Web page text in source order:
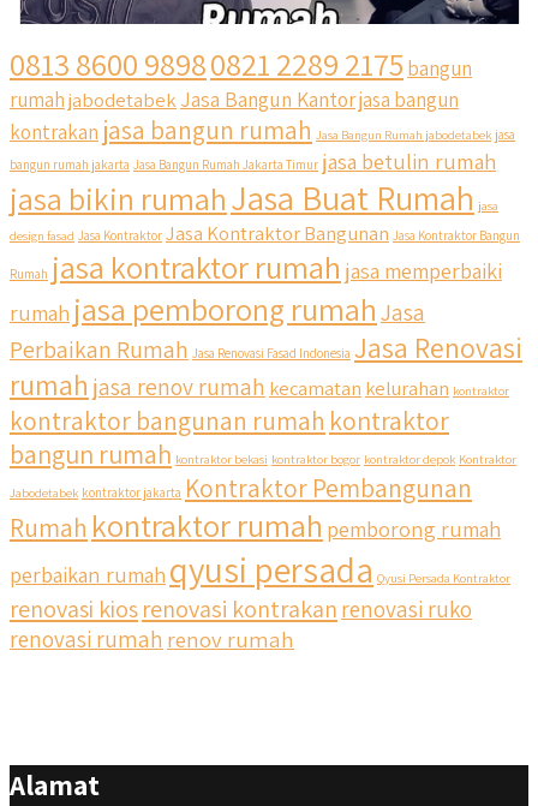
qyusipersada
@qyusipersada 3 years ago
Siapa yang udah masuk List untuk Bangun dan Renovasi
rumah Di @qyusipersada dengan sistem Cicilan ?? 🤗
Untuk informasi lebih lanjut terkait program cicilan ini temen
temen bisa langsung klik link di bio yaa
#jasabangunrumahjakarta #jasarenovasirumahjakarta
#kontraktorjakarta #kontraktorbangunan
#kontraktorbangunanrumah #kontraktorbangunanjakarta
#jasabangunrumahjabodetabek #qyusipersada
0813 8600 98980821 2289 2175 bangun
rumahjabodetabek Jasa Bangun Kantorjasa bangun
kontrakan jasa bangun rumah Jasa Bangun Rumah jabodetabek jasa
bangun rumah jakarta Jasa Bangun Rumah Jakarta Timur jasa betulin rumah
jasa bikin rumahJasa Buat Rumah jasa
design fasad Jasa Kontraktor Jasa Kontraktor Bangunan Jasa Kontraktor Bangun
Rumah jasa kontraktor rumah jasa memperbaiki
rumah jasa pemborong rumahJasa
Perbaikan Rumah Jasa Renovasi Fasad Indonesia Jasa Renovasi
rumah jasa renov rumah kecamatan kelurahan kontraktor
kontraktor bangunan rumah kontraktor
bangun rumah kontraktor bekasi kontraktor bogor kontraktor depok Kontraktor
Jabodetabek kontraktor jakarta Kontraktor Pembangunan
Rumah kontraktor rumah pemborong rumah
perbaikan rumah qyusi persada Qyusi Persada Kontraktor
renovasi kiosrenovasi kontrakanrenovasi ruko
renovasi rumah renov rumah
Alamat